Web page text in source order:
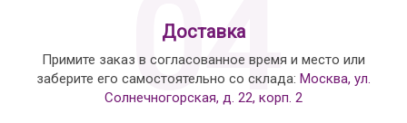
04
Доставка
Примите заказ в согласованное время и место или
заберите его самостоятельно со склада: Москва, ул.
Солнечногорская, д. 22, корп. 2